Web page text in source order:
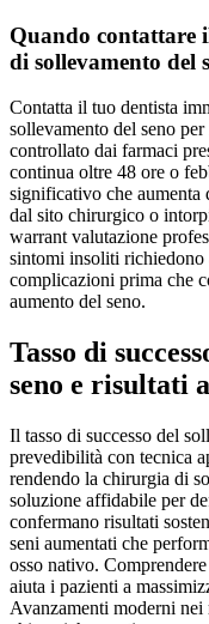
Quando contattare
di sollevamento del
Contatta il tuo dentista
sollevamento del seno
controllato dai farmaci
continua oltre 48 ore o
significativo che aumenta
dal sito chirurgico o
warrant valutazione
sintomi insoliti richiedono
complicazioni prima che
aumento del seno.
Tasso di
seno e risultati
Il tasso di successo del
prevedibilità con tecnica
rendendo la chirurgia di
soluzione affidabile per
confermano risultati
seni aumentati che
osso nativo.
aiuta i pazienti a
Avanzamenti moderni nei